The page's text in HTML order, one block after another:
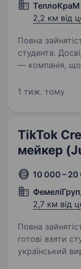
ТеплоКраМ
2,2 км від
Повна
студента. Досвід
— компанія, що
розвиваємо
1 тиж. тому
TikTok
мейкер
10 000 – 20
ФемеліГруп
2,7 км від
Повна
готові взяти студента. Про
український